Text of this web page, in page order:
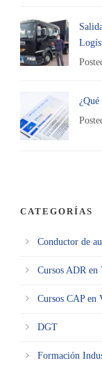
CATEGORÍAS
Conductor de
Cursos ADR en
Cursos CAP en
DGT
Formación